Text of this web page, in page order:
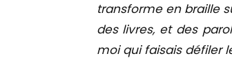
transforme en braille
des livres, et des
moi qui faisais défiler